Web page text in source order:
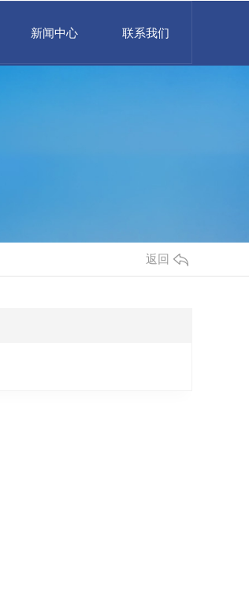
新闻中心 联系我们
返回